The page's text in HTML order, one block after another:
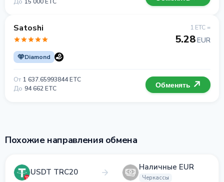
Satoshi
Diamond
1 ETC =
5.28EUR
От 1 637.65993844 ETC
До 94 662 ETC Обменять
Похожие направления обмена
USDT TRC20 Наличные EUR
Черкассы